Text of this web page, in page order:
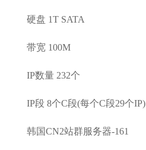
硬盘 1T SATA
带宽 100M
IP数量 232个
IP段 8个C段(每个C段29个IP)
韩国CN2站群服务器-161